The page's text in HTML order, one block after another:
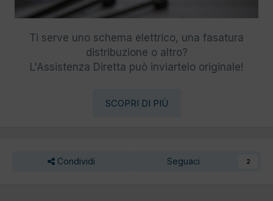
Ti serve uno schema elettrico, una fasatura
distribuzione o altro?
L'Assistenza Diretta può inviartelo originale!
SCOPRI DI PIÙ
Condividi Seguaci 2